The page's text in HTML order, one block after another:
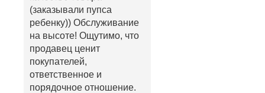
(заказывали пупса
ребенку)) Обслуживание
на высоте! Ощутимо, что
продавец ценит
покупателей,
ответственное и
порядочное отношение.